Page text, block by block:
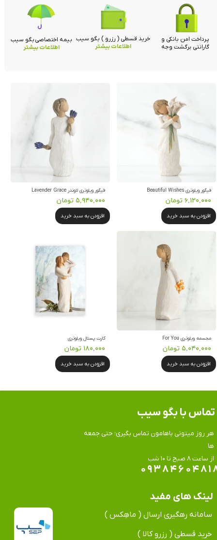
فیگور ویلوتری Beautiful Wishes
۶,۱۲۰,۰۰۰ تومان
افزودن به سبد خرید
فیگور ویلوتری لاوندر Lavender Grace
۵,۹۴۰,۰۰۰ تومان
افزودن به سبد خرید
مجسمه ویلوتری For You
۵,۰۴۰,۰۰۰ تومان
افزودن به سبد خرید
کارت پستال ویلوتری
۱۸۰,۰۰۰ تومان
افزودن به سبد خرید
خرید قسطی ( رزرو ) بگو سیب
اطلاعات بیشتر
پرداخت امن بانکی و
گارانتی برگشت وجه
بیمه اختصاصی بگو سیب
اطلاعات بیشتر
هر روز میتونی باهامون تماس بگیری؛ حتی جمعه
ها
​​​​​​​از ساعت ۸ صبح تا ۱۰ شب
تماس​​​​​​​ با بگو سیب
لینک های مفید
سامانه رهگیری ارسال ( ماهِکس )
خرید قسطی ( رزرو کالا )